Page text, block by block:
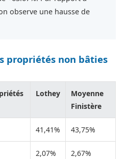
observe une hausse de
propriétés non bâties
Lothey
Moyenne
Finistère
41,41% 43,75%
2,07% 2,67%